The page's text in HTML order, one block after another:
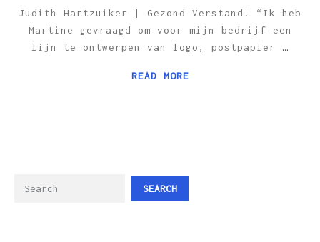
Judith Hartzuiker | Gezond Verstand! “Ik heb
Martine gevraagd om voor mijn bedrijf een
lijn te ontwerpen van logo, postpapier …
READ MORE
SEARCH